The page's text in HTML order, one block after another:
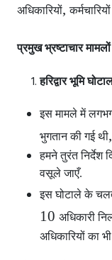
अधिकारियों,
प्रमुख भ्रष्टाचार मामलों
हरिद्वार भूमि
इस मामले में
भुगतान की गई थी
हमने तुरंत निर्देश
वसूले जाएँ.
इस घोटाले के
10 अधिकारी
अधिकारियों का